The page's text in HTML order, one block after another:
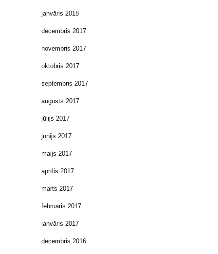
janvāris 2018
decembris 2017
novembris 2017
oktobris 2017
septembris 2017
augusts 2017
jūlijs 2017
jūnijs 2017
maijs 2017
aprīlis 2017
marts 2017
februāris 2017
janvāris 2017
decembris 2016